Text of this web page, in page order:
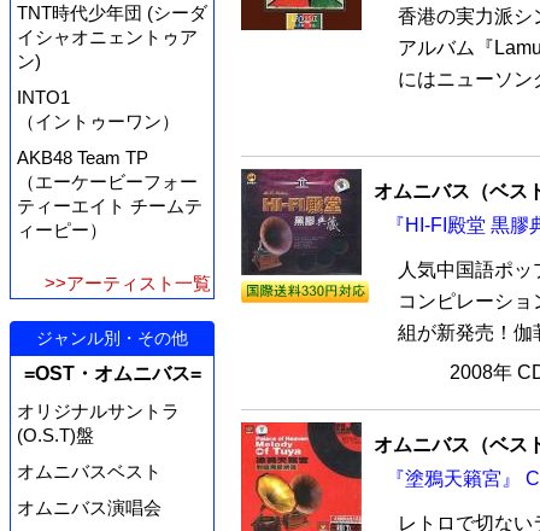
TNT時代少年団 (シーダ
イシャオニェントゥア
ン)
INTO1
（イントゥーワン）
AKB48 Team TP
（エーケービーフォー
ティーエイト チームテ
ィーピー）
>>アーティスト一覧
ジャンル別・その他
=OST・オムニバス=
オリジナルサントラ
(O.S.T)盤
オムニバスベスト
オムニバス演唱会
香港の実力派
アルバム『
にはニューソン
オムニバス（ベス
『HI-FI殿堂 黒
人気中国語ポ
コンピレーシ
組が新発売！伽
2008年
オムニバス（ベス
『塗鴉天籟宮』
レトロで切な